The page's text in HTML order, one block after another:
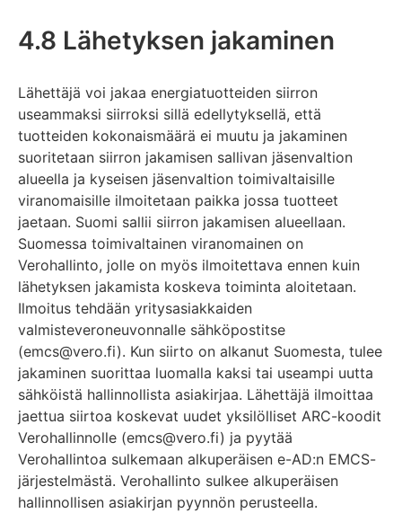
4.8 Lähetyksen jakaminen
Lähettäjä voi jakaa energiatuotteiden siirron
useammaksi siirroksi sillä edellytyksellä, että
tuotteiden kokonaismäärä ei muutu ja jakaminen
suoritetaan siirron jakamisen sallivan jäsenvaltion
alueella ja kyseisen jäsenvaltion toimivaltaisille
viranomaisille ilmoitetaan paikka jossa tuotteet
jaetaan. Suomi sallii siirron jakamisen alueellaan.
Suomessa toimivaltainen viranomainen on
Verohallinto, jolle on myös ilmoitettava ennen kuin
lähetyksen jakamista koskeva toiminta aloitetaan.
Ilmoitus tehdään yritysasiakkaiden
valmisteveroneuvonnalle sähköpostitse
(emcs@vero.fi). Kun siirto on alkanut Suomesta, tulee
jakaminen suorittaa luomalla kaksi tai useampi uutta
sähköistä hallinnollista asiakirjaa. Lähettäjä ilmoittaa
jaettua siirtoa koskevat uudet yksilölliset ARC-koodit
Verohallinnolle (emcs@vero.fi) ja pyytää
Verohallintoa sulkemaan alkuperäisen e-AD:n EMCS-
järjestelmästä. Verohallinto sulkee alkuperäisen
hallinnollisen asiakirjan pyynnön perusteella.